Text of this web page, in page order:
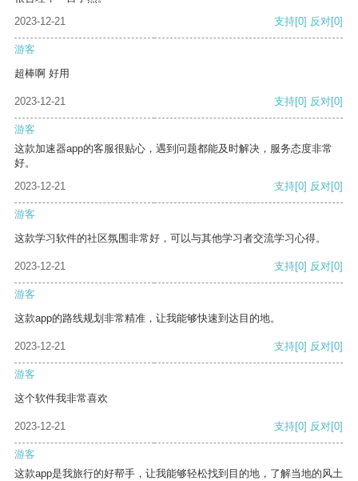
2023-12-21
支持[0] 反对[0]
游客
超棒啊 好用
2023-12-21 支持[0] 反对[0]
游客
这款加速器app的客服很贴心，遇到问题都能及时解决，服务态度非常
好。
2023-12-21
支持[0] 反对[0]
游客
这款学习软件的社区氛围非常好，可以与其他学习者交流学习心得。
2023-12-21 支持[0] 反对[0]
游客
这款app的路线规划非常精准，让我能够快速到达目的地。
2023-12-21 支持[0] 反对[0]
游客
这个软件我非常喜欢
2023-12-21 支持[0] 反对[0]
游客
这款app是我旅行的好帮手，让我能够轻松找到目的地，了解当地的风土